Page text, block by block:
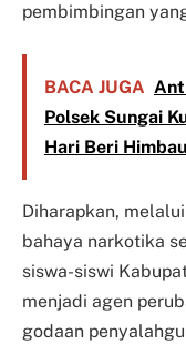
pembimbingan
BACA JUGA
Polsek Sungai
Hari Beri
Diharapkan,
bahaya narkotika
siswa-siswi
menjadi agen
godaan